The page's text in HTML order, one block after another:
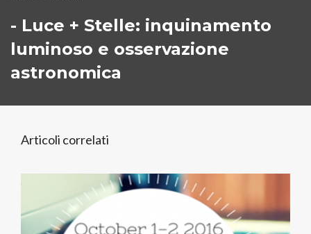
- Luce + Stelle: inquinamento
luminoso e osservazione
astronomica
Articoli correlati